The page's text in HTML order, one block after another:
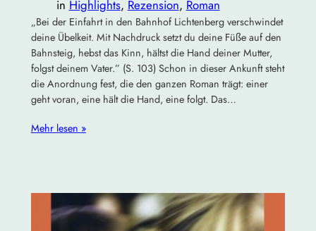
in Highlights, Rezension, Roman
„Bei der Einfahrt in den Bahnhof Lichtenberg verschwindet
deine Übelkeit. Mit Nachdruck setzt du deine Füße auf den
Bahnsteig, hebst das Kinn, hältst die Hand deiner Mutter,
folgst deinem Vater.” (S. 103) Schon in dieser Ankunft steht
die Anordnung fest, die den ganzen Roman trägt: einer
geht voran, eine hält die Hand, eine folgt. Das…
Mehr lesen »